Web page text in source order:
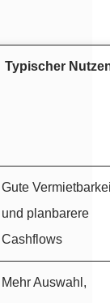
Typischer
Gute
und planbarere
Cashflows
Mehr Auswahl,